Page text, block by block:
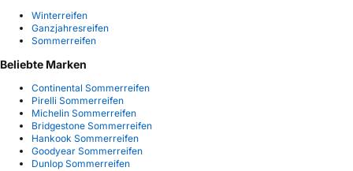
Winterreifen
Ganzjahresreifen
Sommerreifen
Beliebte Marken
Continental Sommerreifen
Pirelli Sommerreifen
Michelin Sommerreifen
Bridgestone Sommerreifen
Hankook Sommerreifen
Goodyear Sommerreifen
Dunlop Sommerreifen